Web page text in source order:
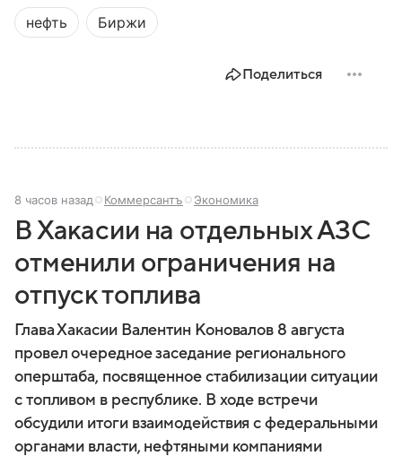
нефть Биржи
Поделиться
8 часов назад Коммерсантъ Экономика
В Хакасии на отдельных АЗС
отменили ограничения на
отпуск топлива
Глава Хакасии Валентин Коновалов 8 августа
провел очередное заседание регионального
оперштаба, посвященное стабилизации ситуации
с топливом в республике. В ходе встречи
обсудили итоги взаимодействия с федеральными
органами власти, нефтяными компаниями